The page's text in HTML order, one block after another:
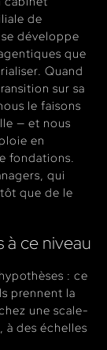
de
développe
que
Quand
sur sa
le faisons
— et nous
en
fondations.
qui
que de le
à ce niveau
: ce
prennent la
une scale-
à des échelles